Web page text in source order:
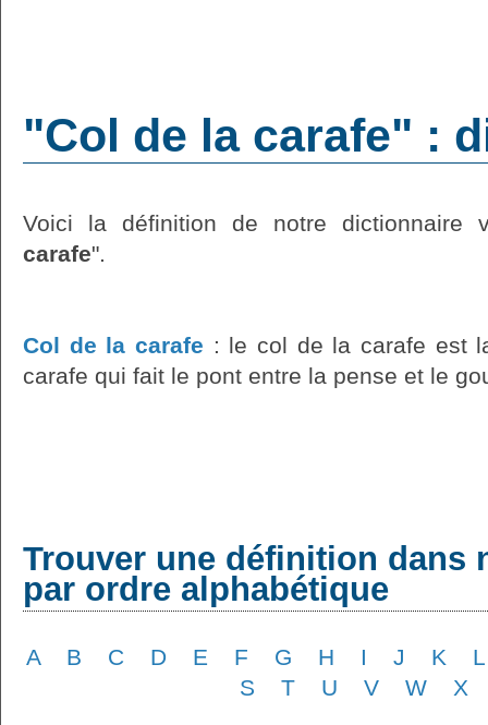
"Col de la carafe" :
Voici la définition de notre dictionnaire
carafe".
Col de la carafe : le col de la carafe est
carafe qui fait le pont entre la pense et le
Trouver une définition dans
par ordre alphabétique
A B C D E F G H I J K
L
S
T U V W X